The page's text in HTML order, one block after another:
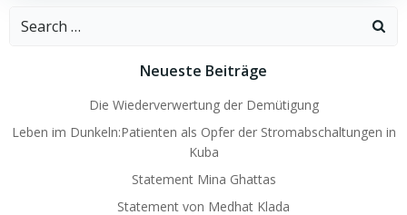
Search
Neueste Beiträge
Die Wiederverwertung der Demütigung
Leben im Dunkeln:Patienten als Opfer der Stromabschaltungen in
Kuba
Statement Mina Ghattas
Statement von Medhat Klada